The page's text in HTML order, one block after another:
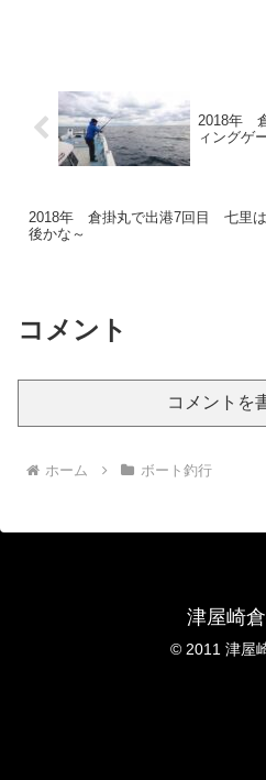
2018年
ィングゲ
2018年 倉掛丸で出港7回目 七里
後かな～
コメント
コメントを
ホーム ボート釣行
津屋崎
© 2011 津屋